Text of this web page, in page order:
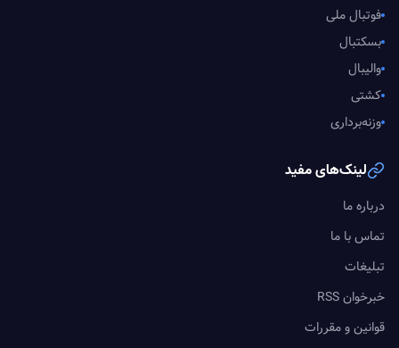
فوتبال ملی
بسکتبال
والیبال
کشتی
وزنه‌برداری
لینک‌های مفید
درباره ما
تماس با ما
تبلیغات
خبرخوان RSS
قوانین و مقررات